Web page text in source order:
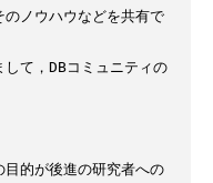
ノウハウなどを共有で
て，DBコミュニティの
的が後進の研究者への